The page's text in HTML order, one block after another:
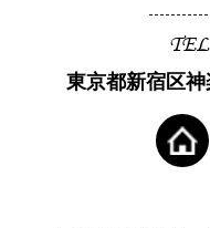
TEL
東京都新宿区